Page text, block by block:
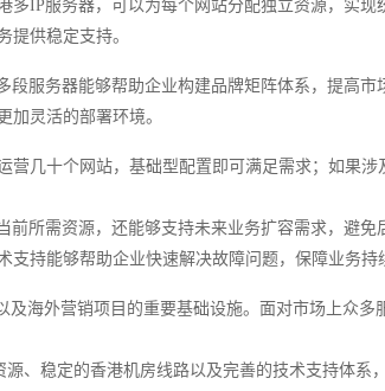
IP服务器，可以为每个网站分配独立资源，实现
提供稳定支持。
服务器能够帮助企业构建品牌矩阵体系，提高市
加灵活的部署环境。
几十个网站，基础型配置即可满足需求；如果
所需资源，还能够支持未来业务扩容需求，避免
持能够帮助企业快速解决故障问题，保障业务持
海外营销项目的重要基础设施。面对市场上众
、稳定的香港机房线路以及完善的技术支持体系